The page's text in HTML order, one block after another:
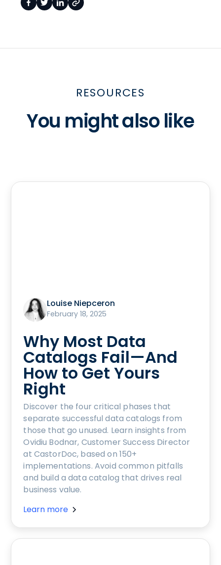
RESOURCES
You might also like
Louise Niepceron
February 18, 2025
Why Most Data
Catalogs Fail—And
How to Get Yours
Right
Discover the four critical phases that
separate successful data catalogs from
those that go unused. Learn insights from
Ovidiu Bodnar, Customer Success Director
at CastorDoc, based on 150+
implementations. Avoid common pitfalls
and build a data catalog that drives real
business value.
Learn more